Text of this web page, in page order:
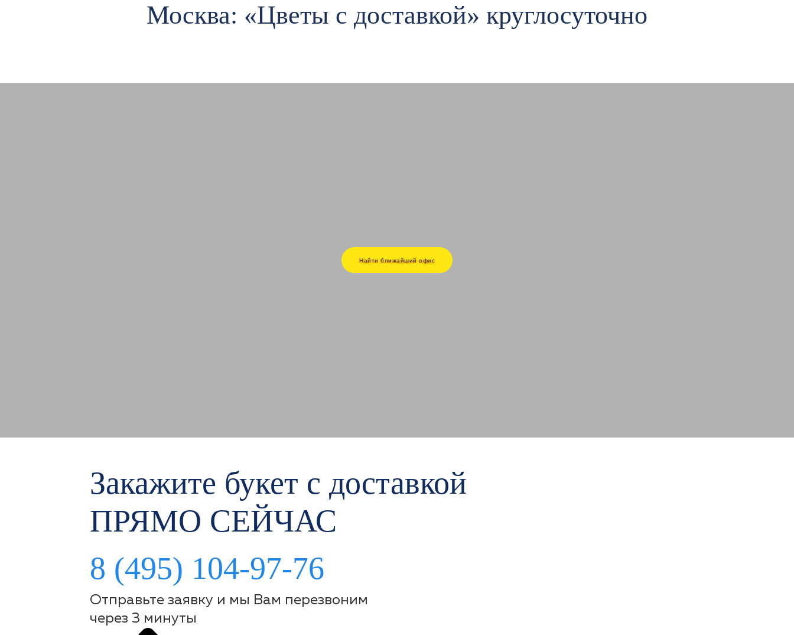
Москва: «Цветы c доставкой» круглосуточно
Найти ближайший офис
Закажите букет с доставкой
ПРЯМО СЕЙЧАС
8 (495) 104-97-76
Отправьте заявку и мы Вам перезвоним
через 3 минуты